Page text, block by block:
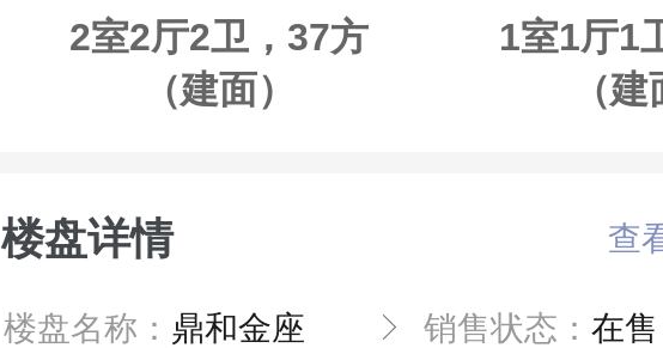
2室2厅2卫，37方
（建面）
1室1厅1
（建
楼盘详情 查
楼盘名称： 鼎和金座 销售状态： 在售